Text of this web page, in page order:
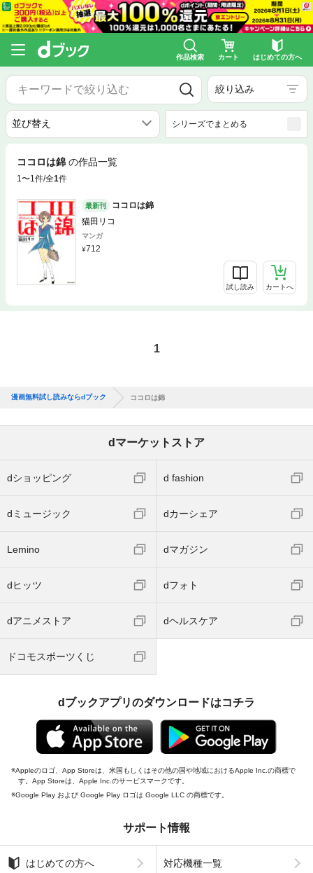
作品検索 カート はじめての方へ
絞り込み
シリーズでまとめる
ココロは錦 の作品一覧
1〜1件/全1件
最新刊
ココロは錦
猫田リコ
マンガ
712
試し読み カートへ
1
漫画無料試し読みならdブック ココロは錦
dマーケットストア
dショッピング d fashion
dミュージック dカーシェア
Lemino dマガジン
dヒッツ dフォト
dアニメストア dヘルスケア
ドコモスポーツくじ
dブックアプリのダウンロードはコチラ
Appleのロゴ、App Storeは、米国もしくはその他の国や地域におけるApple Inc.の商標で
す。App Storeは、Apple Inc.のサービスマークです。
Google Play および Google Play ロゴは Google LLC の商標です。
サポート情報
はじめての方へ 対応機種一覧